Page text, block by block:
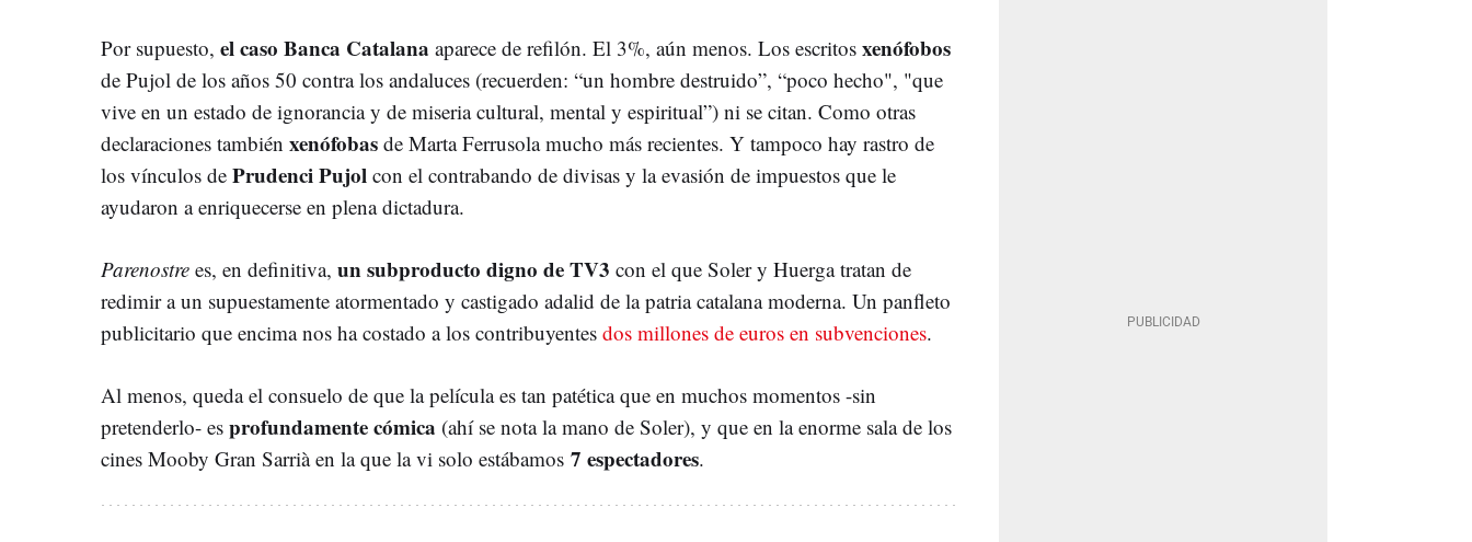
Por supuesto, el caso Banca Catalana aparece de refilón. El 3%, aún menos. Los escritos xenófobos
de Pujol de los años 50 contra los andaluces (recuerden: “un hombre destruido”, “poco hecho", "que
vive en un estado de ignorancia y de miseria cultural, mental y espiritual”) ni se citan. Como otras
declaraciones también xenófobas de Marta Ferrusola mucho más recientes. Y tampoco hay rastro de
los vínculos de Prudenci Pujol con el contrabando de divisas y la evasión de impuestos que le
ayudaron a enriquecerse en plena dictadura.
Parenostre es, en definitiva, un subproducto digno de TV3 con el que Soler y Huerga tratan de
redimir a un supuestamente atormentado y castigado adalid de la patria catalana moderna. Un panfleto
publicitario que encima nos ha costado a los contribuyentes dos millones de euros en subvenciones.
Al menos, queda el consuelo de que la película es tan patética que en muchos momentos -sin
pretenderlo- es profundamente cómica (ahí se nota la mano de Soler), y que en la enorme sala de los
cines Mooby Gran Sarrià en la que la vi solo estábamos 7 espectadores.